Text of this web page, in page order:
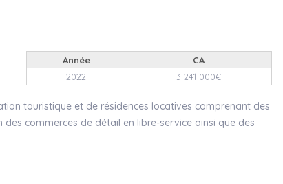
Année
CA
2022
3 241 000€
touristique et de résidences locatives comprenant des
commerces de détail en libre-service ainsi que des